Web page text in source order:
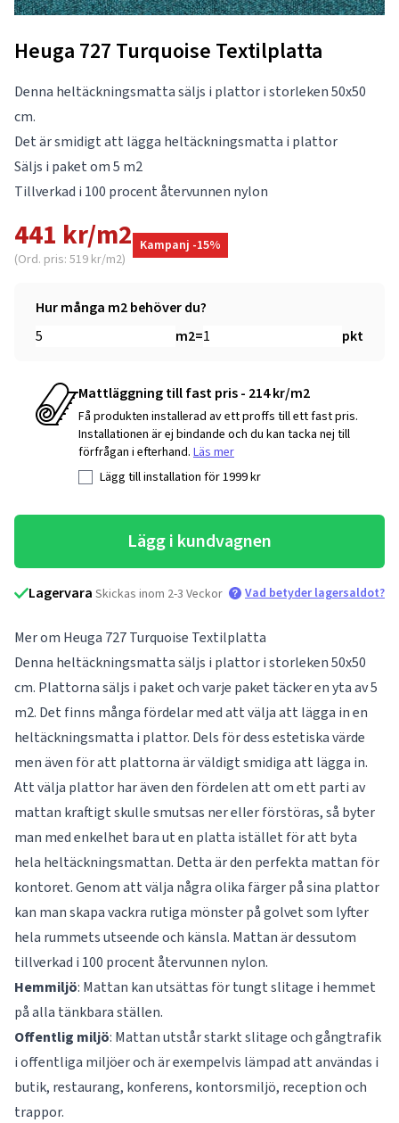
Heuga 727 Turquoise Textilplatta
Denna heltäckningsmatta säljs i plattor i storleken 50x50
cm.
Det är smidigt att lägga heltäckningsmatta i plattor
Säljs i paket om 5 m2
Tillverkad i 100 procent återvunnen nylon
441 kr/m2
(Ord. pris: 519 kr/m2)
Kampanj -15%
Hur många m2 behöver du?
m2= pkt
Mattläggning till fast pris - 214 kr/m2
Få produkten installerad av ett proffs till ett fast pris.
Installationen är ej bindande och du kan tacka nej till
förfrågan i efterhand. Läs mer
Lägg till installation för1999kr
Lägg i kundvagnen
Lagervara Skickas inom 2-3 Veckor Vad betyder lagersaldot?
Mer om Heuga 727 Turquoise Textilplatta
Denna heltäckningsmatta säljs i plattor i storleken 50x50
cm. Plattorna säljs i paket och varje paket täcker en yta av 5
m2. Det finns många fördelar med att välja att lägga in en
heltäckningsmatta i plattor. Dels för dess estetiska värde
men även för att plattorna är väldigt smidiga att lägga in.
Att välja plattor har även den fördelen att om ett parti av
mattan kraftigt skulle smutsas ner eller förstöras, så byter
man med enkelhet bara ut en platta istället för att byta
hela heltäckningsmattan. Detta är den perfekta mattan för
kontoret. Genom att välja några olika färger på sina plattor
kan man skapa vackra rutiga mönster på golvet som lyfter
hela rummets utseende och känsla. Mattan är dessutom
tillverkad i 100 procent återvunnen nylon.
Hemmiljö: Mattan kan utsättas för tungt slitage i hemmet
på alla tänkbara ställen.
Offentlig miljö: Mattan utstår starkt slitage och gångtrafik
i offentliga miljöer och är exempelvis lämpad att användas i
butik, restaurang, konferens, kontorsmiljö, reception och
trappor.